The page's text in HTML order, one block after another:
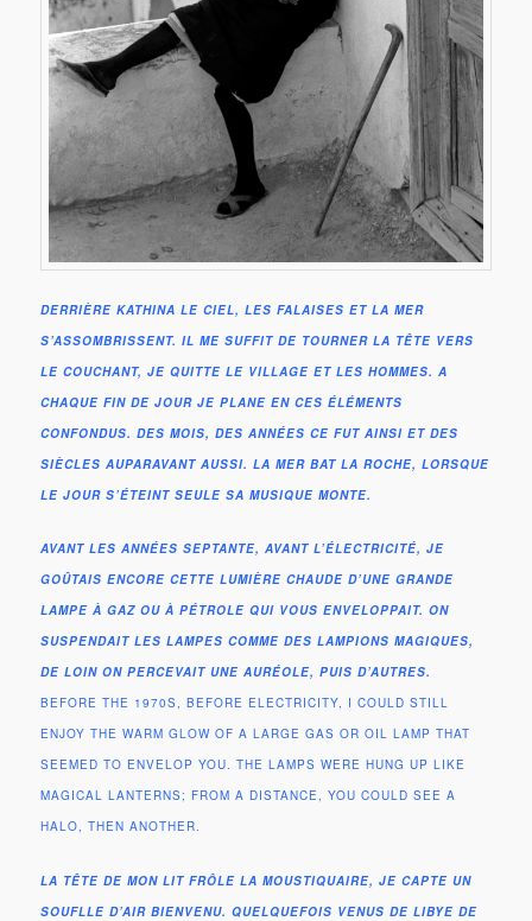
DERRIÈRE KATHINA LE CIEL, LES FALAISES ET LA MER
S’ASSOMBRISSENT. IL ME SUFFIT DE TOURNER LA TÊTE VERS
LE COUCHANT, JE QUITTE LE VILLAGE ET LES HOMMES. A
CHAQUE FIN DE JOUR JE PLANE EN CES ÉLÉMENTS
CONFONDUS. DES MOIS, DES ANNÉES CE FUT AINSI ET DES
SIÈCLES AUPARAVANT AUSSI. LA MER BAT LA ROCHE, LORSQUE
LE JOUR S’ÉTEINT SEULE SA MUSIQUE MONTE.
AVANT LES ANNÉES SEPTANTE, AVANT L’ÉLECTRICITÉ, JE
GOÛTAIS ENCORE CETTE LUMIÈRE CHAUDE D’UNE GRANDE
LAMPE À GAZ OU À PÉTROLE QUI VOUS ENVELOPPAIT. ON
SUSPENDAIT LES LAMPES COMME DES LAMPIONS MAGIQUES,
DE LOIN ON PERCEVAIT UNE AURÉOLE, PUIS D’AUTRES.
BEFORE THE 1970S, BEFORE ELECTRICITY, I COULD STILL
ENJOY THE WARM GLOW OF A LARGE GAS OR OIL LAMP THAT
SEEMED TO ENVELOP YOU. THE LAMPS WERE HUNG UP LIKE
MAGICAL LANTERNS; FROM A DISTANCE, YOU COULD SEE A
HALO, THEN ANOTHER.
LA TÊTE DE MON LIT FRÔLE LA MOUSTIQUAIRE, JE CAPTE UN
SOUFLLE D’AIR BIENVENU. QUELQUEFOIS VENUS DE LIBYE DE